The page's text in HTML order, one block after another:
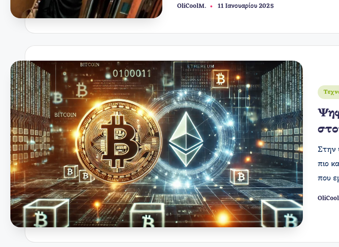
Συγγραφέας:
OliCoolM. 11 Ιανουαρίου 2025
Στην
πιο
που